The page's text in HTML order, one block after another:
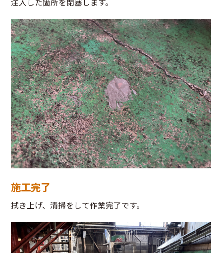
施工完了
拭き上げ、清掃をして作業完了です。